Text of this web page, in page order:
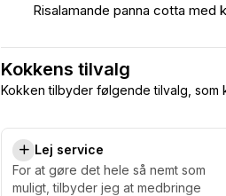
Risalamande panna cotta
Kokkens tilvalg
Kokken tilbyder følgende tilvalg, som
Lej service
For at gøre det hele så nemt som
muligt, tilbyder jeg at medbringe